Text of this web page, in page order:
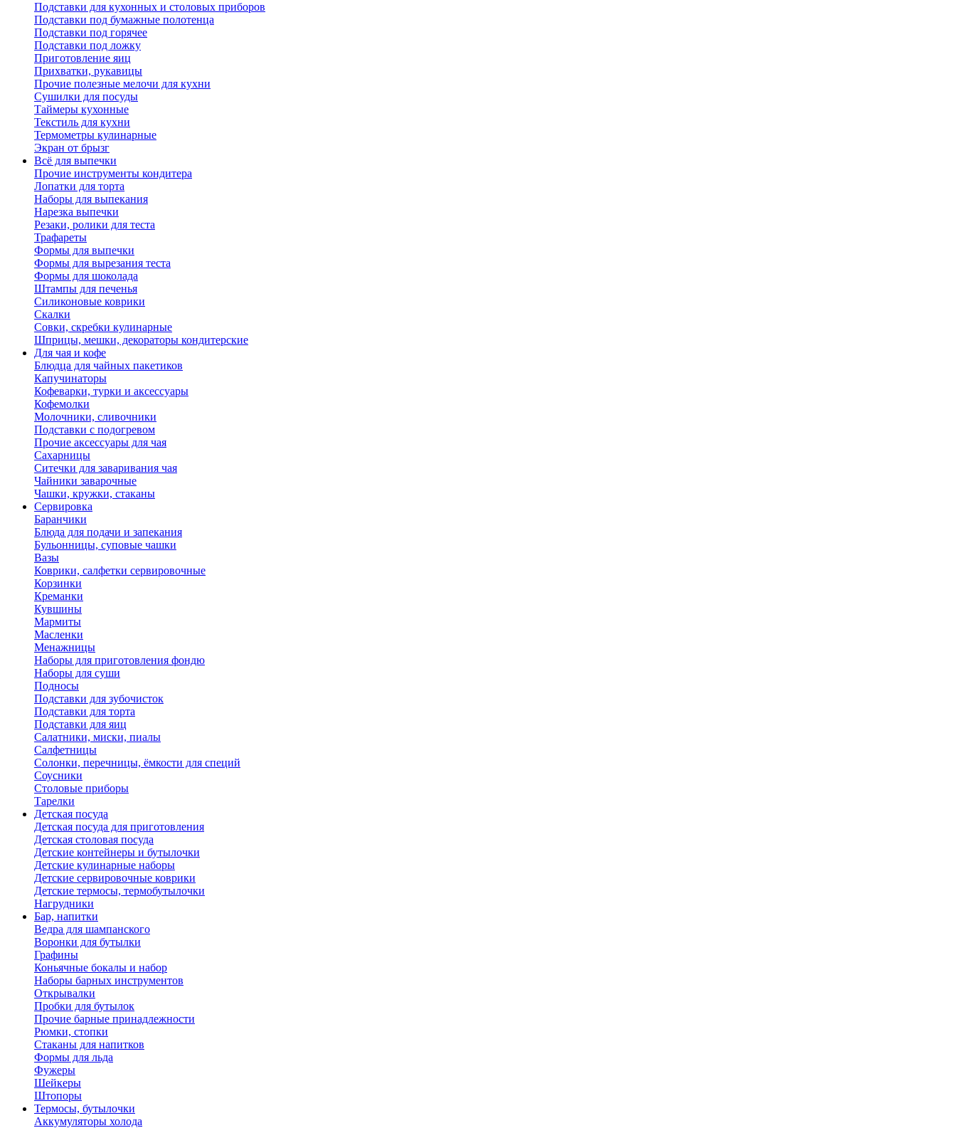
Подставки для кухонных и столовых приборов
Подставки под бумажные полотенца
Подставки под горячее
Подставки под ложку
Приготовление яиц
Прихватки, рукавицы
Прочие полезные мелочи для кухни
Сушилки для посуды
Таймеры кухонные
Текстиль для кухни
Термометры кулинарные
Экран от брызг
Всё для выпечки
Прочие инструменты кондитера
Лопатки для торта
Наборы для выпекания
Нарезка выпечки
Резаки, ролики для теста
Трафареты
Формы для выпечки
Формы для вырезания теста
Формы для шоколада
Штампы для печенья
Силиконовые коврики
Скалки
Совки, скребки кулинарные
Шприцы, мешки, декораторы кондитерские
Для чая и кофе
Блюдца для чайных пакетиков
Капучинаторы
Кофеварки, турки и аксессуары
Кофемолки
Молочники, сливочники
Подставки с подогревом
Прочие аксессуары для чая
Сахарницы
Ситечки для заваривания чая
Чайники заварочные
Чашки, кружки, стаканы
Сервировка
Баранчики
Блюда для подачи и запекания
Бульонницы, суповые чашки
Вазы
Коврики, салфетки сервировочные
Корзинки
Креманки
Кувшины
Мармиты
Масленки
Менажницы
Наборы для приготовления фондю
Наборы для суши
Подносы
Подставки для зубочисток
Подставки для торта
Подставки для яиц
Салатники, миски, пиалы
Салфетницы
Солонки, перечницы, ёмкости для специй
Соусники
Столовые приборы
Тарелки
Детская посуда
Детская посуда для приготовления
Детская столовая посуда
Детские контейнеры и бутылочки
Детские кулинарные наборы
Детские сервировочные коврики
Детские термосы, термобутылочки
Нагрудники
Бар, напитки
Ведра для шампанского
Воронки для бутылки
Графины
Коньячные бокалы и набор
Наборы барных инструментов
Открывалки
Пробки для бутылок
Прочие барные принадлежности
Рюмки, стопки
Стаканы для напитков
Формы для льда
Фужеры
Шейкеры
Штопоры
Термосы, бутылочки
Аккумуляторы холода